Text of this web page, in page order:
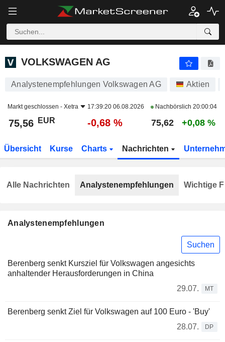
VOLKSWAGEN AG
VOLKSWAGEN AG
Analystenempfehlungen Volkswagen AG Aktien
Markt geschlossen - Xetra 17:39:20 06.08.2026 Nachbörslich 20:00:04
75,56 EUR -0,68 % 75,62 +0,08 %
Übersicht Kurse Charts Nachrichten
Analystenempfehlungen
Suchen
Berenberg senkt Kursziel für Volkswagen angesichts
anhaltender Herausforderungen in China
29.07.
MT
Berenberg senkt Ziel für Volkswagen auf 100 Euro - 'Buy'
28.07.
DP
Alle Nachrichten Analystenempfehlungen Wichtige